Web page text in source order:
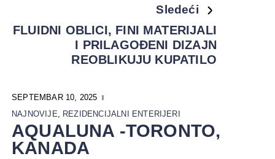
Sledeći
FLUIDNI OBLICI, FINI MATERIJALI
I PRILAGOĐENI DIZAJN
REOBLIKUJU KUPATILO
SEPTEMBAR 10, 2025
NAJNOVIJE, REZIDENCIJALNI ENTERIJERI
AQUALUNA -TORONTO,
KANADA